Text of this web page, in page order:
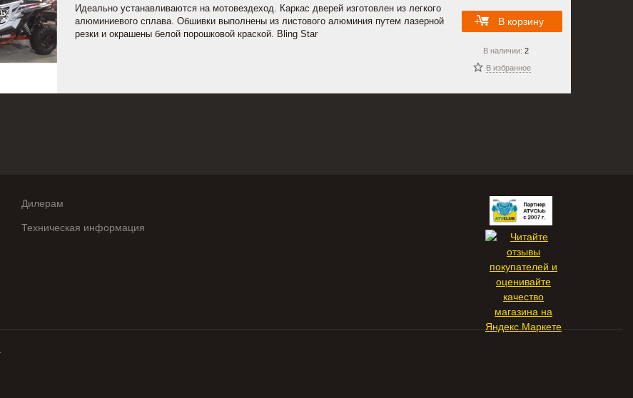
Идеально устанавливаются на мотовездеход. Каркас дверей изготовлен из легкого
алюминиевого сплава. Обшивки выполнены из листового алюминия путем лазерной
резки и окрашены белой порошковой краской. Bling Star
В избранное
В наличии: 2
В корзину
Дилерам
Техническая информация